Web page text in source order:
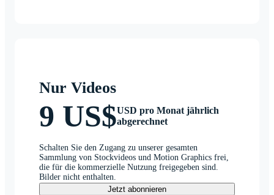
Nur Videos
9 US$USD pro Monat jährlich
abgerechnet
Schalten Sie den Zugang zu unserer gesamten
Sammlung von Stockvideos und Motion Graphics frei,
die für die kommerzielle Nutzung freigegeben sind.
Bilder nicht enthalten.
Jetzt abonnieren